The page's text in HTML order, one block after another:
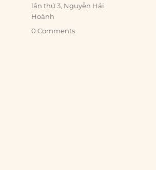
lần thứ 3, Nguyễn Hải
Hoành
0 Comments